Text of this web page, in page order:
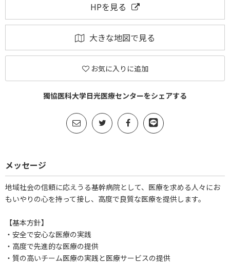
HPを見る
大きな地図で見る
お気に入りに追加
獨協医科大学日光医療センターをシェアする
メッセージ
地域社会の信頼に応えうる基幹病院として、医療を求める人々にお
もいやりの心を持って接し、高度で良質な医療を提供します。
【基本方針】
・安全で安心な医療の実践
・高度で先進的な医療の提供
・質の高いチーム医療の実践と医療サービスの提供